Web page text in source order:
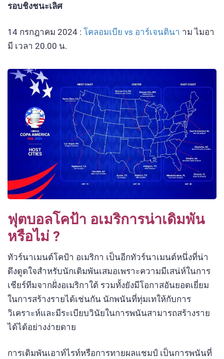
รอบชิงชนะเลิศ
14 กรกฎาคม 2024 : โคลอมเบีย vs อาร์เจนตินา าม ไมอา
มี เวลา 20.00 น.
ฟุตบอลโคป้า อเมริการน่าเดิมพัน
หรือไม่ ?
ทัวร์นาเมนต์โคป้า อเมริกา เป็นอีกทัวร์นาเมนต์หนึ่งที่น่า
ดึงดูดใจสำหรับนักเดิมพันเสมอเพราะความมีเสน่ห์ในการ
เชียร์ทีมจากฝั่งอเมริกาใต้ รวมทั้งยังมีโอกาสอันยอดเยี่ยม
ในการสร้างรายได้เช่นกัน นักพนันที่ทุ่มเทให้กับการ
วิเคราะห์และมีระเบียบวินัยในการพนันสามารถสร้างราย
ได้ได้อย่างง่ายดาย
การเดิมพันเอาท์ไรท์หรือการทายผลแชมป์ เป็นการพนันที่